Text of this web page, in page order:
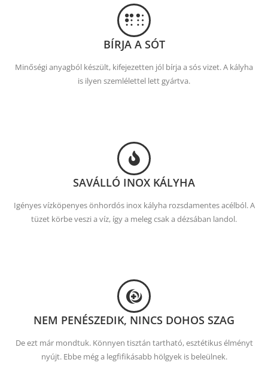
BÍRJA A SÓT
Minőségi anyagból készült, kifejezetten jól bírja a sós vizet. A kályha
is ilyen szemlélettel lett gyártva.
SAVÁLLÓ INOX KÁLYHA
Igényes vízköpenyes önhordós inox kályha rozsdamentes acélból. A
tüzet körbe veszi a víz, így a meleg csak a dézsában landol.
NEM PENÉSZEDIK, NINCS DOHOS SZAG
De ezt már mondtuk. Könnyen tisztán tartható, esztétikus élményt
nyújt. Ebbe még a legfifikásabb hölgyek is beleülnek.